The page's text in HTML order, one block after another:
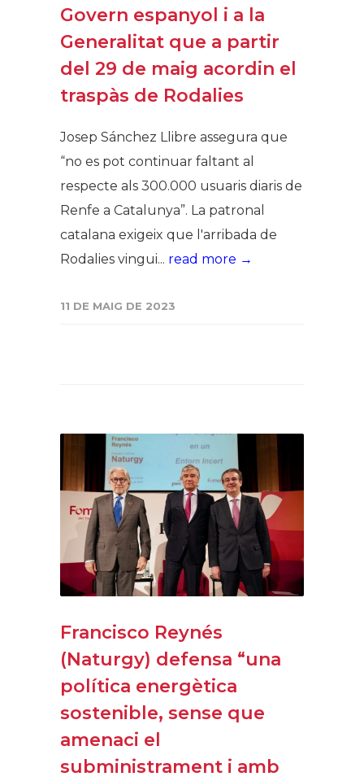
Govern espanyol i a la
Generalitat que a partir
del 29 de maig acordin el
traspàs de Rodalies
Josep Sánchez Llibre assegura que
“no es pot continuar faltant al
respecte als 300.000 usuaris diaris de
Renfe a Catalunya”. La patronal
catalana exigeix que l'arribada de
Rodalies vingui... read more →
11 DE MAIG DE 2023
Francisco Reynés
(Naturgy) defensa “una
política energètica
sostenible, sense que
amenaci el
subministrament i amb